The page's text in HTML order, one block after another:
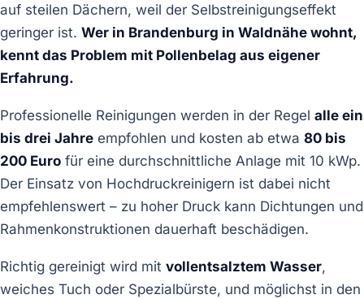
auf steilen Dächern, weil der Selbstreinigungseffekt
geringer ist. Wer in Brandenburg in Waldnähe wohnt,
kennt das Problem mit Pollenbelag aus eigener
Erfahrung.
Professionelle Reinigungen werden in der Regel alle ein
bis drei Jahre empfohlen und kosten ab etwa 80 bis
200 Euro für eine durchschnittliche Anlage mit 10 kWp.
Der Einsatz von Hochdruckreinigern ist dabei nicht
empfehlenswert – zu hoher Druck kann Dichtungen und
Rahmenkonstruktionen dauerhaft beschädigen.
Richtig gereinigt wird mit vollentsalztem Wasser,
weiches Tuch oder Spezialbürste, und möglichst in den